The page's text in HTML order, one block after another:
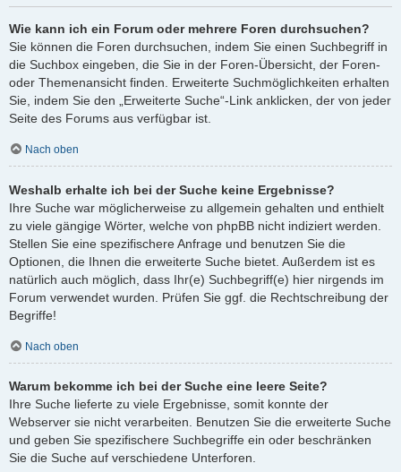
Wie kann ich ein Forum oder mehrere Foren durchsuchen?
Sie können die Foren durchsuchen, indem Sie einen Suchbegriff in
die Suchbox eingeben, die Sie in der Foren-Übersicht, der Foren-
oder Themenansicht finden. Erweiterte Suchmöglichkeiten erhalten
Sie, indem Sie den „Erweiterte Suche“-Link anklicken, der von jeder
Seite des Forums aus verfügbar ist.
Nach oben
Weshalb erhalte ich bei der Suche keine Ergebnisse?
Ihre Suche war möglicherweise zu allgemein gehalten und enthielt
zu viele gängige Wörter, welche von phpBB nicht indiziert werden.
Stellen Sie eine spezifischere Anfrage und benutzen Sie die
Optionen, die Ihnen die erweiterte Suche bietet. Außerdem ist es
natürlich auch möglich, dass Ihr(e) Suchbegriff(e) hier nirgends im
Forum verwendet wurden. Prüfen Sie ggf. die Rechtschreibung der
Begriffe!
Nach oben
Warum bekomme ich bei der Suche eine leere Seite?
Ihre Suche lieferte zu viele Ergebnisse, somit konnte der
Webserver sie nicht verarbeiten. Benutzen Sie die erweiterte Suche
und geben Sie spezifischere Suchbegriffe ein oder beschränken
Sie die Suche auf verschiedene Unterforen.